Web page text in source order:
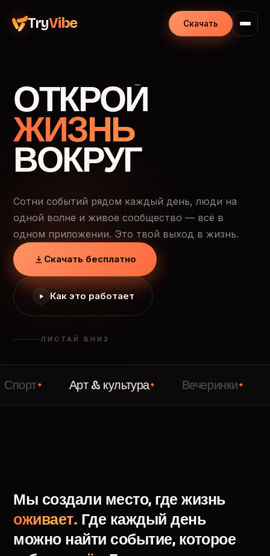
TryVibe Скачать
ОТКРОЙ
ЖИЗНЬ
ВОКРУГ
Сотни событий рядом каждый день, люди на
одной волне и живое сообщество — всё в
одном приложении. Это твой выход в жизнь.
Скачать бесплатно
Как это работает
ЛИСТАЙ ВНИЗ
Арт & культура✦ Вечеринки✦ Лекции
Мы создали место, где жизнь
оживает. Где каждый день
можно найти событие, которое